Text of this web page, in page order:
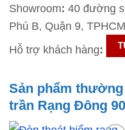
Showroom: 40 đường
Phú B, Quận 9, TPHCM
Hỗ trợ khách hàng:
Sản phẩm
trần Rạng Đông